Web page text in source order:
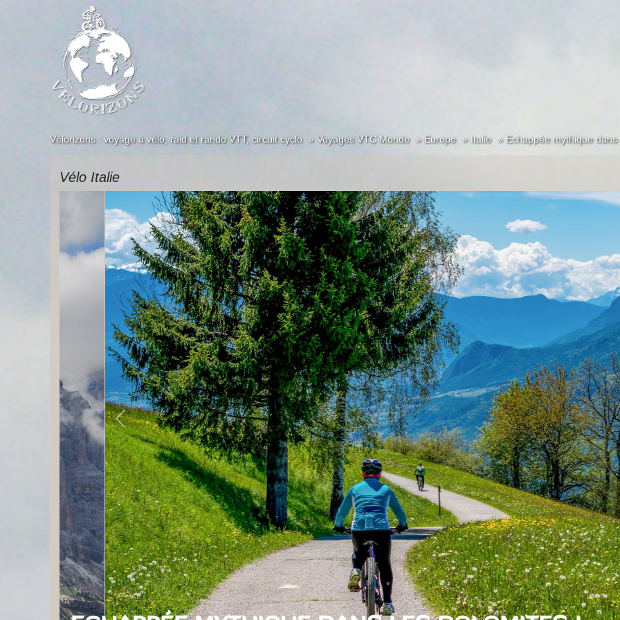
Vélorizons : voyage à vélo, raid et rando VTT, circuit cyclo Voyages VTC Monde Europe Italie Echappée mythique
Vélo Italie
Previous